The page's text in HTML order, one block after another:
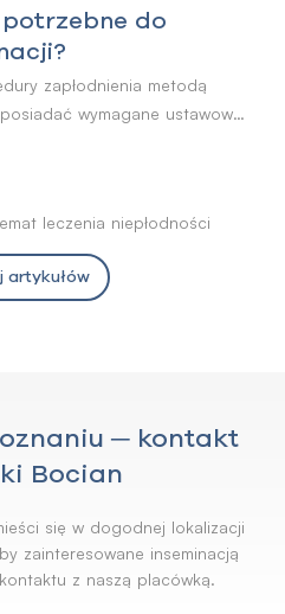
do
zapłodnienia metodą
wymagane ustawowo
grupy krwi i aktualne
leczenia niepłodności
artykułów
─ kontakt
Bocian
się w dogodnej lokalizacji
zainteresowane inseminacją
z naszą placówką.